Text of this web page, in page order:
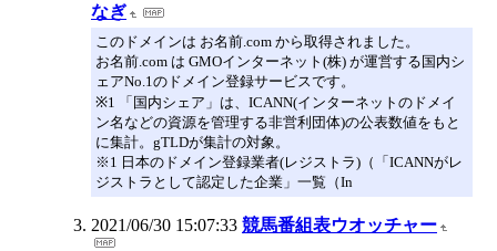
なぎ
このドメインは お名前.com から取得されました。
お名前.com は GMOインターネット(株) が運営する国内シ
ェアNo.1のドメイン登録サービスです。
※1 「国内シェア」は、ICANN(インターネットのドメイ
ン名などの資源を管理する非営利団体)の公表数値をもと
に集計。gTLDが集計の対象。
※1 日本のドメイン登録業者(レジストラ)（「ICANNがレ
ジストラとして認定した企業」一覧（In
2021/06/30 15:07:33 競馬番組表ウオッチャー